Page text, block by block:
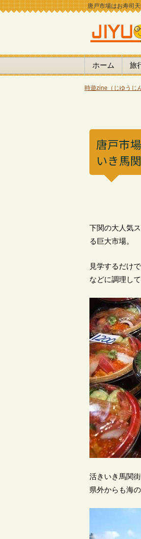
唐戸市場はお寿司
ホーム 旅
時遊zine（じゆうじん
唐戸市
いき馬
下関の大人気
る巨大市場。
見学するだけ
などに調理し
活きいき馬関
県外からも海